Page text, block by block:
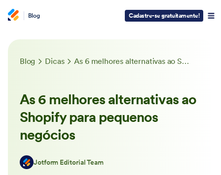
Blog Cadastre-se gratuitamente!
Blog Dicas As 6 melhores alternativas ao Shopify para pequenos negócios
As 6 melhores alternativas ao
Shopify para pequenos
negócios
Jotform Editorial Team